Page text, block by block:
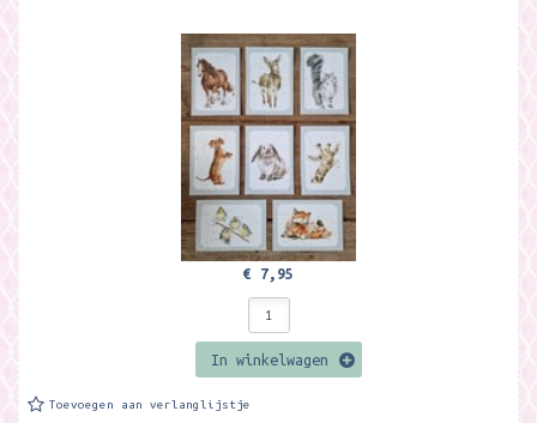
€ 7,95
In winkelwagen
Toevoegen aan verlanglijstje